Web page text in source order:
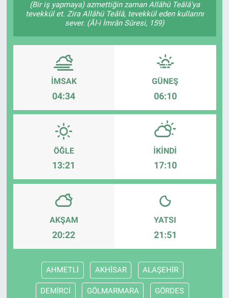
(Bir iş yapmaya) azmettiğin zaman Allâhü Teâlâ'ya
tevekkül et. Zira Allâhü Teâlâ, tevekkül eden kullarını
sever. (Âl-i İmrân Sûresi, 159)
İMSAK
04:34
GÜNEŞ
06:10
ÖĞLE
13:21
İKINDI
17:10
AKŞAM
20:22
YATSI
21:51
AHMETLİ AKHİSAR ALAŞEHİR
DEMİRCİ GÖLMARMARA GÖRDES
Kültür Sanat
Bilim ve Teknoloji